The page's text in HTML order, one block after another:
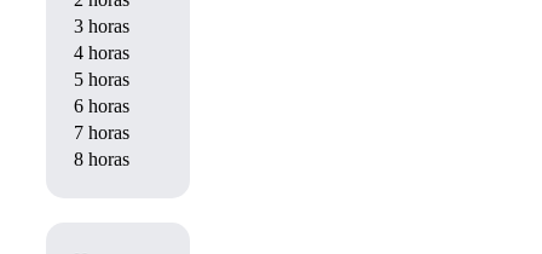
3 horas
4 horas
5 horas
6 horas
7 horas
8 horas